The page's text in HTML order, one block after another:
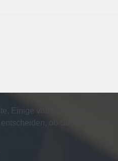
Einige von ihnen sind
ob Sie die